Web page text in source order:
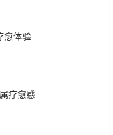
愈体验
疗愈感